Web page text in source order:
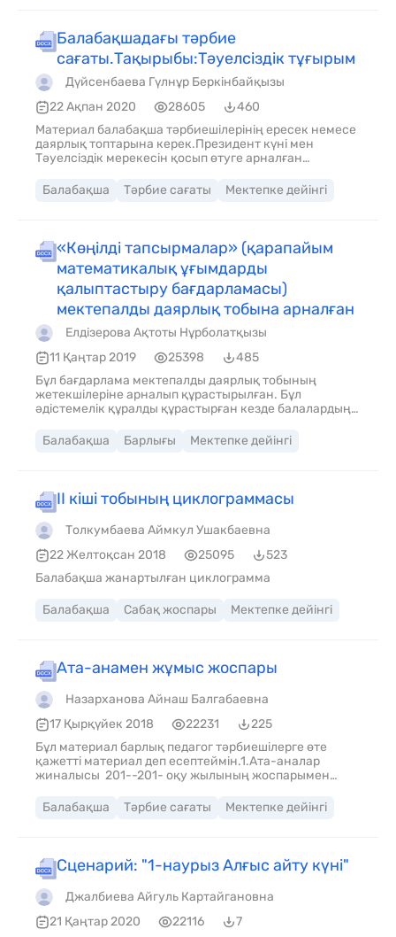
Балабақшадағы тәрбие
сағаты.Тақырыбы:Тәуелсіздік тұғырым
Дүйсенбаева Гүлнұр Беркінбайқызы
22 Ақпан 2020
28605
460
Материал балабақша тәрбиешілерінің ересек немесе
даярлық топтарына керек.Президент күні мен
Тәуелсіздік мерекесін қосып өтуге арналған
Балабақша
Тәрбие сағаты Мектепке дейінгі
«Көңілді тапсырмалар» (қарапайым
математикалық ұғымдарды
қалыптастыру бағдарламасы)
мектепалды даярлық тобына арналған
Елдізерова Ақтоты Нұрболатқызы
11 Қаңтар 2019
25398
485
Бұл бағдарлама мектепалды даярлық тобының
жетекшілеріне арналып құрастырылған. Бұл
әдістемелік құралды құрастырған кезде балалардың
есептер, жаттығулар, жұмбақ есептер балалардың
ой-өрісін дамытуға көмектеседі, ойлау қабілеті,
Балабақша Барлығы Мектепке дейінгі
ІІ кіші тобының циклограммасы
Толкумбаева Аймкул Ушакбаевна
22 Желтоқсан 2018
25095
523
Балабақша жанартылған циклограмма
Балабақша Сабақ жоспары Мектепке дейінгі
Ата-анамен жұмыс жоспары
Назарханова Айнаш Балгабаевна
17 Қырқүйек 2018
22231
225
Бұл материал барлық педагог тәрбиешілерге өте
қажетті материал деп есептеймін.1.Ата-аналар
жиналысы 201--201- оқу жылының жоспарымен
жүргізу 3.Баяндама Т/бы: «Отбасы мен балабақша
ынтымақтастығы» 1.Кеңес беру «Бала өмірінде
1.Ақыл-кеңес «Балаңыздың сұрағына қалай жауап
бересіз?» 2. Сұрақ-жауап (ата-аналарды
толғандырып жүрген сұрақтарын тыңдау,оларды
шешу)
Балабақша Тәрбие сағаты Мектепке дейінгі
Сценарий: "1-наурыз Алғыс айту күні"
Джалбиева Айгуль Картайгановна
21 Қаңтар 2020
22116
7